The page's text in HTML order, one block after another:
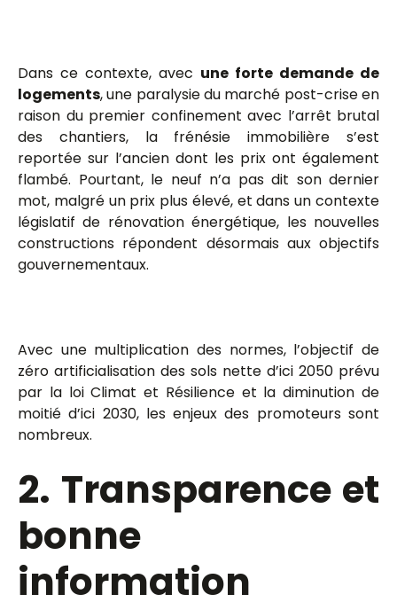
Dans ce contexte, avec une forte demande de
logements, une paralysie du marché post-crise en
raison du premier confinement avec l’arrêt brutal
des chantiers, la frénésie immobilière s’est
reportée sur l’ancien dont les prix ont également
flambé. Pourtant, le neuf n’a pas dit son dernier
mot, malgré un prix plus élevé, et dans un contexte
législatif de rénovation énergétique, les nouvelles
constructions répondent désormais aux objectifs
gouvernementaux.
Avec une multiplication des normes, l’objectif de
zéro artificialisation des sols nette d’ici 2050 prévu
par la loi Climat et Résilience et la diminution de
moitié d’ici 2030, les enjeux des promoteurs sont
nombreux.
2. Transparence et
bonne
information